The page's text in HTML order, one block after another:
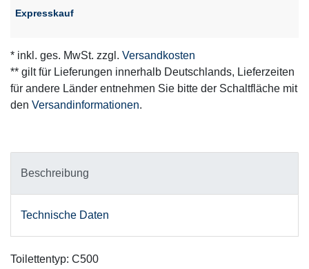
Expresskauf
* inkl. ges. MwSt. zzgl. Versandkosten
** gilt für Lieferungen innerhalb Deutschlands, Lieferzeiten
für andere Länder entnehmen Sie bitte der Schaltfläche mit
den Versandinformationen.
Beschreibung
Technische Daten
Toilettentyp: C500